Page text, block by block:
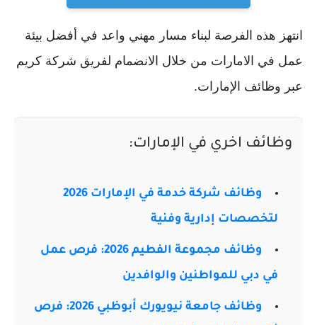
انتهز هذه الفرصة لبناء مسار مهني واعد في أفضل بيئة
عمل في الامارات من خلال الانضمام لفريق شركة كريم
عبر وظائف الإمارات.
وظائف اخري في الإمارات:
وظائف شركة خدمة في الإمارات 2026
لتخصصات إدارية وفنية
وظائف مجموعة الفطيم 2026: فرص عمل
في دبي للمواطنين والوافدين
وظائف جامعة نيويورك أبوظبي 2026: فرص